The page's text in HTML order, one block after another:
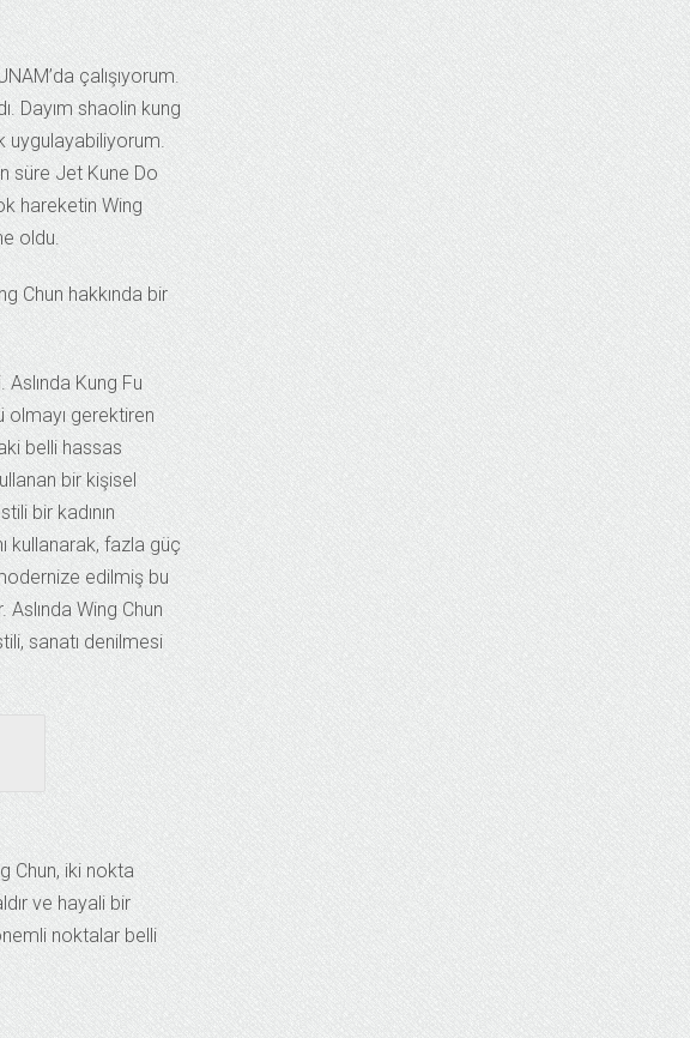
çalışıyorum.
Dayım shaolin kung
uygulayabiliyorum.
süre Jet Kune Do
hareketin Wing
oldu.
Chun hakkında bir
Kung Fu
olmayı gerektiren
belli hassas
bir kişisel
bir kadının
kullanarak, fazla güç
edilmiş bu
Wing Chun
sanatı denilmesi
Chun, iki nokta
ve hayali bir
noktalar belli